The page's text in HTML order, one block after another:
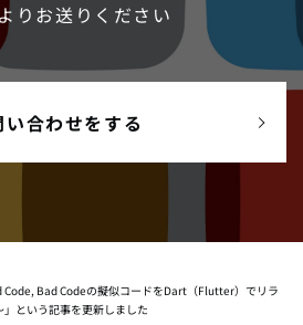
りお送りください
い合わせをする
Code, Bad Codeの擬似コードをDart（Flutter）でリラ
という記事を更新しました